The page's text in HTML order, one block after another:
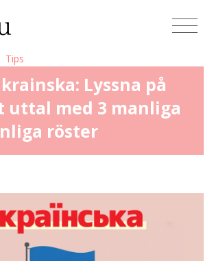
Tips
Lyssna på
med 3 manliga
röster